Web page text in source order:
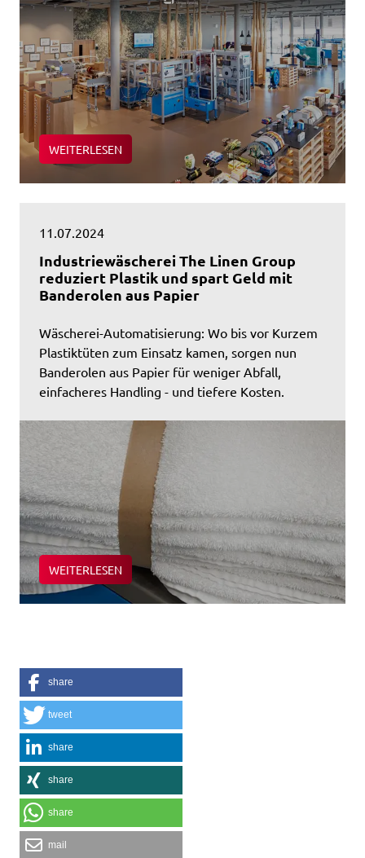
WEITERLESEN
11.07.2024
Industriewäscherei The Linen Group
reduziert Plastik und spart Geld mit
Banderolen aus Papier
Wäscherei-Automatisierung: Wo bis vor Kurzem
Plastiktüten zum Einsatz kamen, sorgen nun
Banderolen aus Papier für weniger Abfall,
einfacheres Handling - und tiefere Kosten.
WEITERLESEN
share
tweet
share
share
share
mail